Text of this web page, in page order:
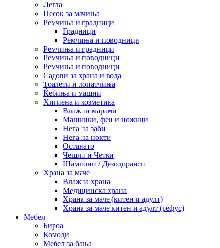
Легла
Песок за мачиња
Ремчиња и градници
Градници
Ремчиња и поводници
Ремчиња и градници
Ремчиња и поводници
Ремчиња и поводници
Садови за храна и вода
Тоалети и лопатчиња
Ќебиња и машни
Хигиена и козметика
Влажни марами
Машинки, фен и ножици
Нега на заби
Нега на нокти
Останато
Чешли и Четки
Шампони / Дезодоранси
Храна за маче
Влажна храна
Медицинска храна
Храна за маче (китен и адулт)
Храна за маче китен и адулт (рефус)
Мебел
Бироа
Комоди
Мебел за бања